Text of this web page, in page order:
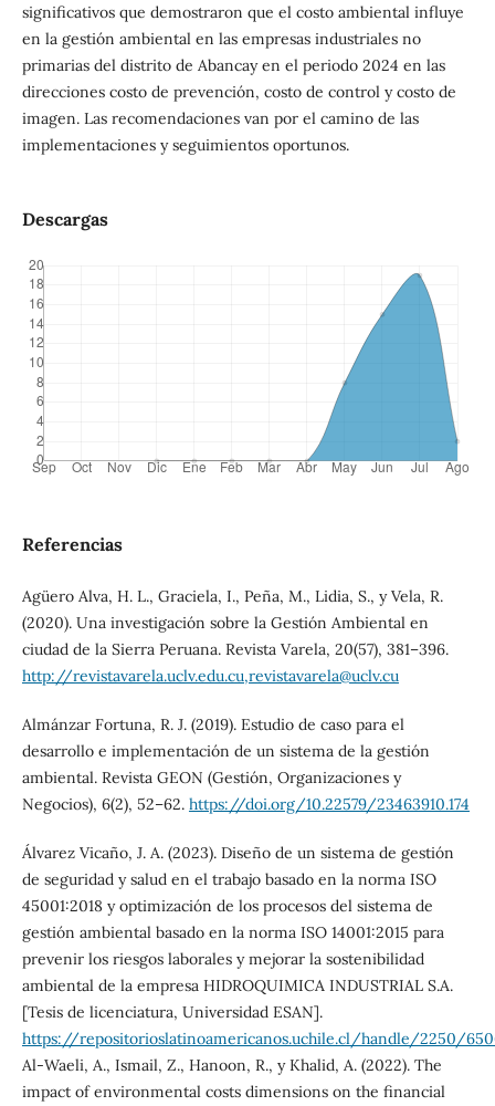
significativos que demostraron que el costo ambiental influye
en la gestión ambiental en las empresas industriales no
primarias del distrito de Abancay en el periodo 2024 en las
direcciones costo de prevención, costo de control y costo de
imagen. Las recomendaciones van por el camino de las
implementaciones y seguimientos oportunos.
Descargas
Referencias
Agüero Alva, H. L., Graciela, I., Peña, M., Lidia, S., y Vela, R.
(2020). Una investigación sobre la Gestión Ambiental en
ciudad de la Sierra Peruana. Revista Varela, 20(57), 381–396.
http://revistavarela.uclv.edu.cu,revistavarela@uclv.cu
Almánzar Fortuna, R. J. (2019). Estudio de caso para el
desarrollo e implementación de un sistema de la gestión
ambiental. Revista GEON (Gestión, Organizaciones y
Negocios), 6(2), 52–62. https://doi.org/10.22579/23463910.174
Álvarez Vicaño, J. A. (2023). Diseño de un sistema de gestión
de seguridad y salud en el trabajo basado en la norma ISO
45001:2018 y optimización de los procesos del sistema de
gestión ambiental basado en la norma ISO 14001:2015 para
prevenir los riesgos laborales y mejorar la sostenibilidad
ambiental de la empresa HIDROQUIMICA INDUSTRIAL S.A.
[Tesis de licenciatura, Universidad ESAN].
https://repositorioslatinoamericanos.uchile.cl/handle/2250/
Al-Waeli, A., Ismail, Z., Hanoon, R., y Khalid, A. (2022). The
impact of environmental costs dimensions on the financial